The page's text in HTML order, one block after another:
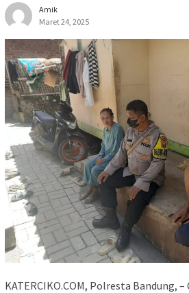
Amik
Maret 24, 2025
KATERCIKO.COM, Polresta Bandung,